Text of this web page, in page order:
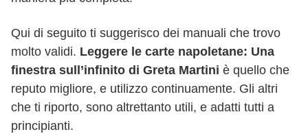
Qui di seguito ti suggerisco dei manuali che trovo
molto validi. Leggere le carte napoletane: Una
finestra sull’infinito di Greta Martini è quello che
reputo migliore, e utilizzo continuamente. Gli altri
che ti riporto, sono altrettanto utili, e adatti tutti a
principianti.